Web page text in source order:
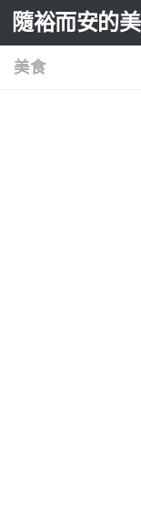
Skip to content
隨裕而安的
美食